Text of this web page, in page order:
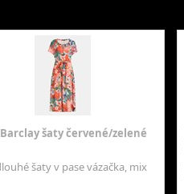
šaty červené/zelené
šaty v pase vázačka, mix